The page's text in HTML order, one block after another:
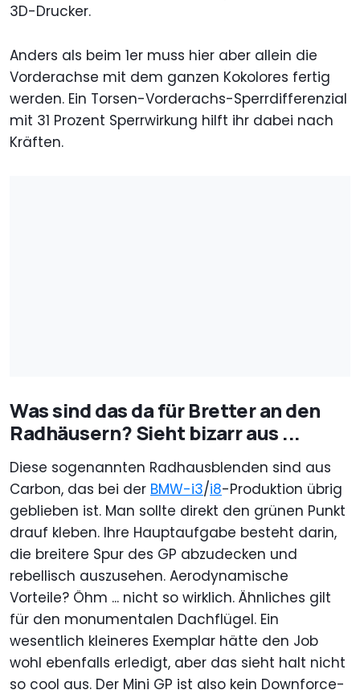
3D-Drucker.
Anders als beim 1er muss hier aber allein die
Vorderachse mit dem ganzen Kokolores fertig
werden. Ein Torsen-Vorderachs-Sperrdifferenzial
mit 31 Prozent Sperrwirkung hilft ihr dabei nach
Kräften.
Was sind das da für Bretter an den
Radhäusern? Sieht bizarr aus ...
Diese sogenannten Radhausblenden sind aus
Carbon, das bei der BMW-i3/i8-Produktion übrig
geblieben ist. Man sollte direkt den grünen Punkt
drauf kleben. Ihre Hauptaufgabe besteht darin,
die breitere Spur des GP abzudecken und
rebellisch auszusehen. Aerodynamische
Vorteile? Öhm ... nicht so wirklich. Ähnliches gilt
für den monumentalen Dachflügel. Ein
wesentlich kleineres Exemplar hätte den Job
wohl ebenfalls erledigt, aber das sieht halt nicht
so cool aus. Der Mini GP ist also kein Downforce-